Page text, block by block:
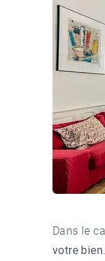
Dans le
votre bien